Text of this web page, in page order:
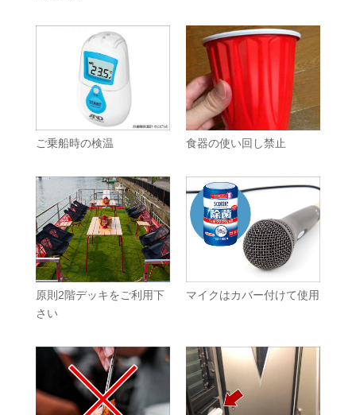
ご乗船時の検温 食器の使い回し禁止
原則2階デッキをご利用下
さい
マイクはカバー付けて使用